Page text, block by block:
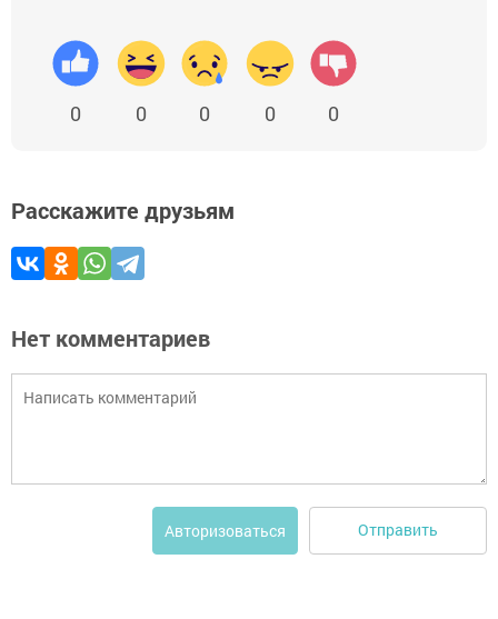
0 0 0 0 0
Расскажите друзьям
Нет комментариев
Авторизоваться Отправить